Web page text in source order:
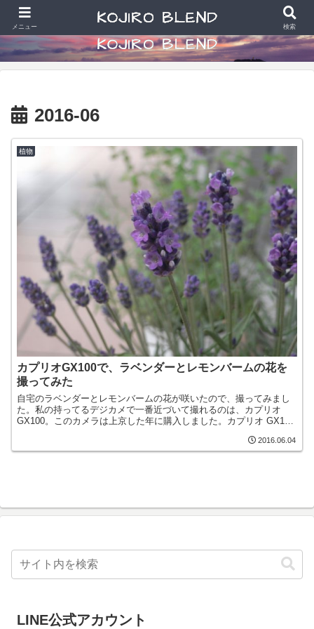
食べることと散財好きなアラカン写真学生の日常
2016-06
植物
カプリオGX100で、ラベンダーとレモンバームの花を
撮ってみた
自宅のラベンダーとレモンバームの花が咲いたので、撮ってみまし
た。私の持ってるデジカメで一番近づいて撮れるのは、カプリオ
GX100。このカメラは上京した年に購入しました。カプリオ GX100
2016.06.04
LINE公式アカウント
メニュー 検索